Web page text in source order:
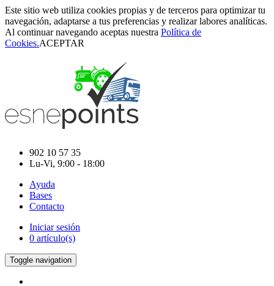
Este sitio web utiliza cookies propias y de terceros para optimizar tu
navegación, adaptarse a tus preferencias y realizar labores analíticas.
Al continuar navegando aceptas nuestra Política de
Cookies.ACEPTAR
902 10 57 35
Lu-Vi, 9:00 - 18:00
Ayuda
Bases
Contacto
Iniciar sesión
0 artículo(s)
Toggle navigation